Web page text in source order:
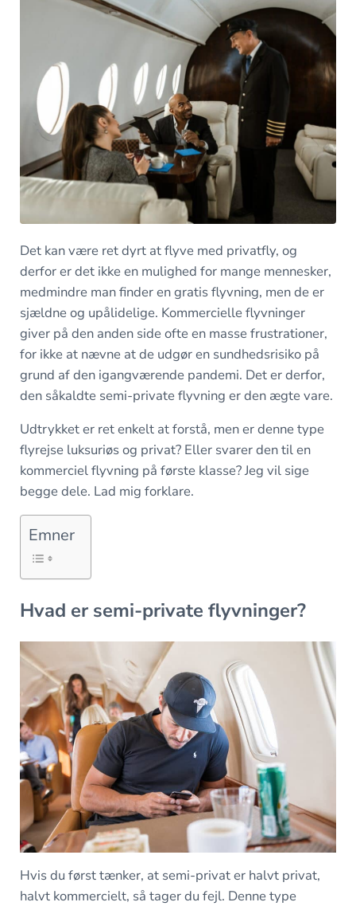
Det kan være ret dyrt at flyve med privatfly, og
derfor er det ikke en mulighed for mange mennesker,
medmindre man finder en gratis flyvning, men de er
sjældne og upålidelige. Kommercielle flyvninger
giver på den anden side ofte en masse frustrationer,
for ikke at nævne at de udgør en sundhedsrisiko på
grund af den igangværende pandemi. Det er derfor,
den såkaldte semi-private flyvning er den ægte vare.
Udtrykket er ret enkelt at forstå, men er denne type
flyrejse luksuriøs og privat? Eller svarer den til en
kommerciel flyvning på første klasse? Jeg vil sige
begge dele. Lad mig forklare.
Emner
Hvad er semi-private flyvninger?
Hvis du først tænker, at semi-privat er halvt privat,
halvt kommercielt, så tager du fejl. Denne type